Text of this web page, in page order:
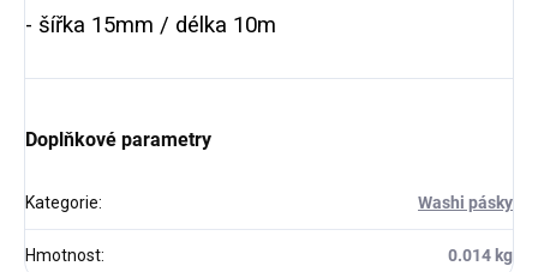
- šířka 15mm / délka 10m
Doplňkové parametry
Kategorie: Washi pásky
Hmotnost: 0.014 kg